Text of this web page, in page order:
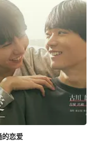
的恋爱